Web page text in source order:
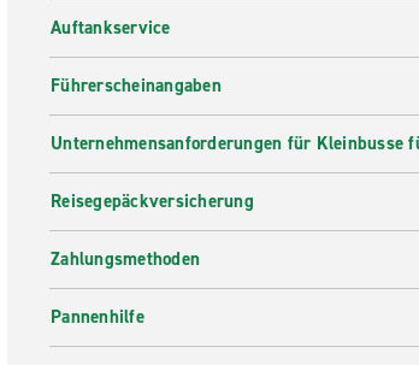
Auftankservice
Führerscheinangaben
Unternehmensanforderungen für Kleinbusse
Reisegepäckversicherung
Zahlungsmethoden
Pannenhilfe